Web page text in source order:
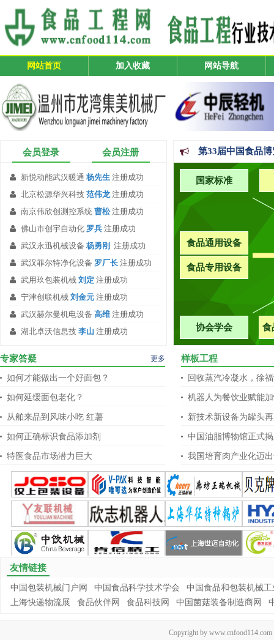
网站首页 加入收藏 网站导航
会员登录 会员注册
新悦动能武汉暖通 杨先生 注册成功
北京松源华兴科技 范伟龙 注册成功
南京伟欣创测控系统 曹松 注册成功
佛山市创宇自动化 罗兵 注册成功
武汉永迅机械设备 杨勇刚 注册成功
武汉菲尔特净化设备 罗厂长 注册成功
武用玖包装机械 刘定 注册成功
宁津创联机械 刘金元 注册成功
武汉赫尔曼机电设备 高维 注册成功
湖北卓沃信息技 李山 注册成功
第33届中国食品
方祖成被推选为
下沉企业做调研
大学教材《食品
国家标准
食品通用设备
食品专用设备
协会学会 食
更多
专家答疑
如何才能做出一个好面包？
如何延缓面包老化？
从舶来品到风味小吃 红薯
如何正确标识食品添加剂
特医食品市场潜力巨大
样板工程
回收蒸汽冷凝水，徐
机器人为餐饮业赋能
新技术新设备为罐头
中国油脂博物馆正式
我国培育肉产业化迈
友情链接
中国包装机械门户网 中国食品科学技术学会
中国食品和包装机械
上海快递物流展
食品伙伴网 食品科技网 中国菌菇装备制造商网
Copyright by